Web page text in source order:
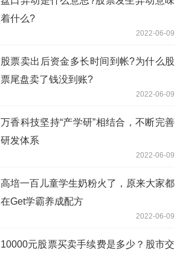
着什么?
2022-06-09
股票卖出后资金多长时间到帐?为什么股
票尾盘卖了钱没到账?
2022-06-09
万香科技坚持“产学研”相结合，不断完善
研发体系
2022-06-09
高培一百儿童学生奶粉火了，原来大家都
在Get学霸养成配方
2022-06-09
10000元股票买卖手续费是多少？股市交